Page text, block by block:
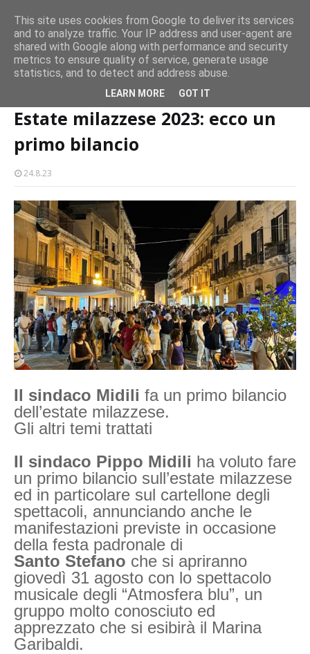
Milazzo 28ª Sagra del Pesce a Vaccarella: il programma
EVENTI
Estate milazzese 2023: ecco un primo bilancio
Estate milazzese 2023: ecco un
primo bilancio
24.8.23
Il sindaco Midili fa un primo bilancio
dell’estate milazzese.
Gli altri temi trattati
Il sindaco Pippo Midili ha voluto fare
un primo bilancio sull’estate milazzese
ed in particolare sul cartellone degli
spettacoli, annunciando anche le
manifestazioni previste in occasione
della festa padronale di
Santo Stefano che si apriranno
giovedì 31 agosto con lo spettacolo
musicale degli “Atmosfera blu”, un
gruppo molto conosciuto ed
apprezzato che si esibirà il Marina
Garibaldi.
This site uses cookies from Google to deliver its services
and to analyze traffic. Your IP address and user-agent are
shared with Google along with performance and security
metrics to ensure quality of service, generate usage
statistics, and to detect and address abuse.
LEARN MORE GOT IT